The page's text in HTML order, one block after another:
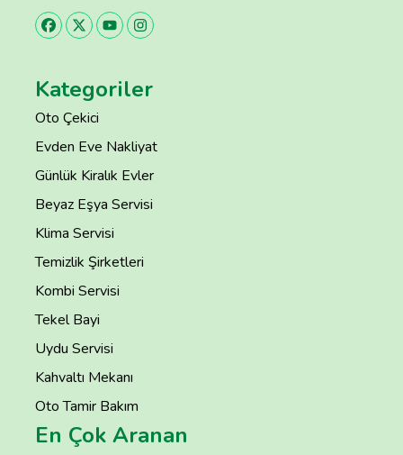
Kategoriler
Oto Çekici
Evden Eve Nakliyat
Günlük Kiralık Evler
Beyaz Eşya Servisi
Klima Servisi
Temizlik Şirketleri
Kombi Servisi
Tekel Bayi
Uydu Servisi
Kahvaltı Mekanı
Oto Tamir Bakım
En Çok Aranan